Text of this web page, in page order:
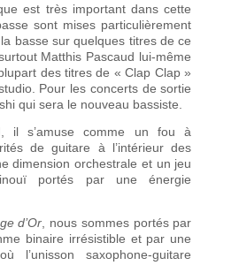
est très important dans cette
sont mises particulièrement
basse sur quelques titres de ce
Matthis Pascaud lui-même
des titres de « Clap Clap »
Pour les concerts de sortie
qui sera le nouveau bassiste.
il s’amuse comme un fou à
de guitare à l’intérieur des
dimension orchestrale et un jeu
portés par une énergie
d’Or , nous sommes portés par
binaire irrésistible et par une
l’unisson saxophone-guitare